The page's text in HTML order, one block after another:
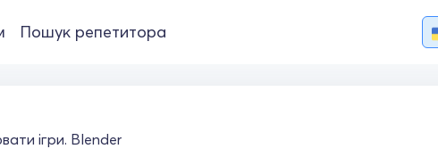
Пошук репетитора
ігри. Blender